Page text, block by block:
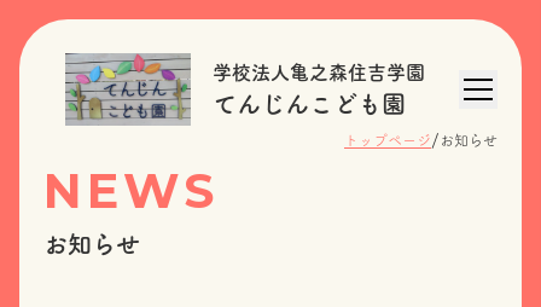
学校法人亀之森住吉学園
てんじんこども園
トップページ/ お知らせ
NEWS
お知らせ